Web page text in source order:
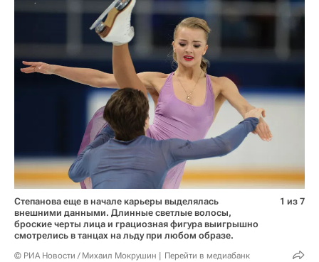
Степанова еще в начале карьеры выделялась
внешними данными. Длинные светлые волосы,
броские черты лица и грациозная фигура выигрышно
смотрелись в танцах на льду при любом образе.
© РИА Новости / Михаил Мокрушин Перейти в медиабанк
1 из 7